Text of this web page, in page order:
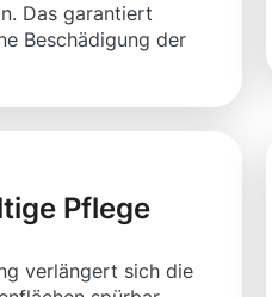
Das garantiert
Beschädigung der
Pflege
verlängert sich die